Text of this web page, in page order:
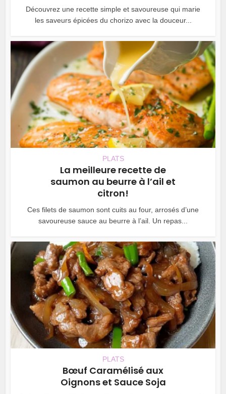
Découvrez une recette simple et savoureuse qui marie
les saveurs épicées du chorizo avec la douceur...
PLATS
La meilleure recette de
saumon au beurre à l’ail et
citron!
Ces filets de saumon sont cuits au four, arrosés d’une
savoureuse sauce au beurre à l’ail. Un repas...
PLATS
Bœuf Caramélisé aux
Oignons et Sauce Soja